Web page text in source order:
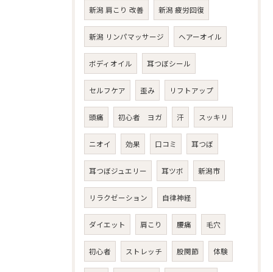
新潟 肩こり 改善 新潟 疲労回復
新潟 リンパマッサージ ヘアーオイル
ボディオイル 耳つぼシール
セルフケア 歪み リフトアップ
頭痛 初心者 ヨガ 汗 スッキリ
ニオイ 効果 口コミ 耳つぼ
耳つぼジュエリー 耳ツボ 新潟市
リラクゼーション 自律神経
ダイエット 肩こり 腰痛 毛穴
初心者 ストレッチ 股関節 体験